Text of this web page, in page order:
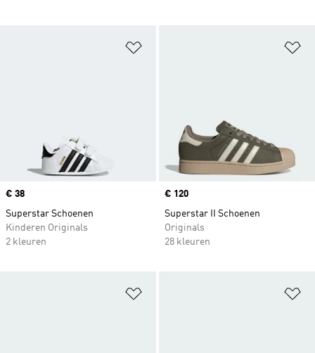
Price
€ 38
Superstar Schoenen
Kinderen Originals
2 kleuren
Price
€ 120
Superstar II Schoenen
Originals
28 kleuren